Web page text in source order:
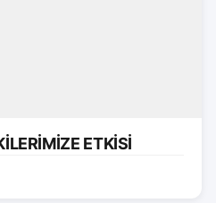
ETKİSİ